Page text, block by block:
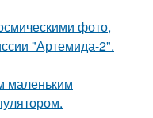
фото,
"Артемида-2".
маленьким